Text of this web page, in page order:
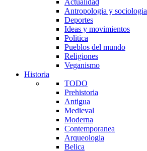
Antropologia y sociologia
Deportes
Ideas y movimientos
Politica
Pueblos del mundo
Religiones
Veganismo
Historia
TODO
Prehistoria
Antigua
Medieval
Moderna
Contemporanea
Arqueologia
Belica